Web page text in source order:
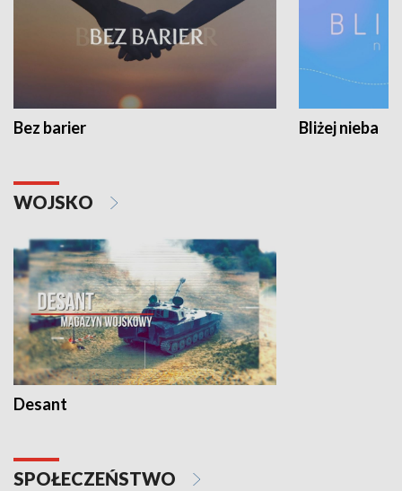
Bez barier Bliżej nieba
WOJSKO
Desant
SPOŁECZEŃSTWO